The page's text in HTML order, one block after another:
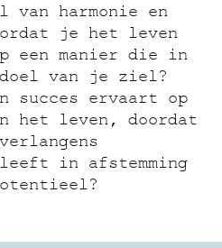
van harmonie en
je het leven
een manier die in
van je ziel?
succes ervaart op
het leven, doordat
in afstemming